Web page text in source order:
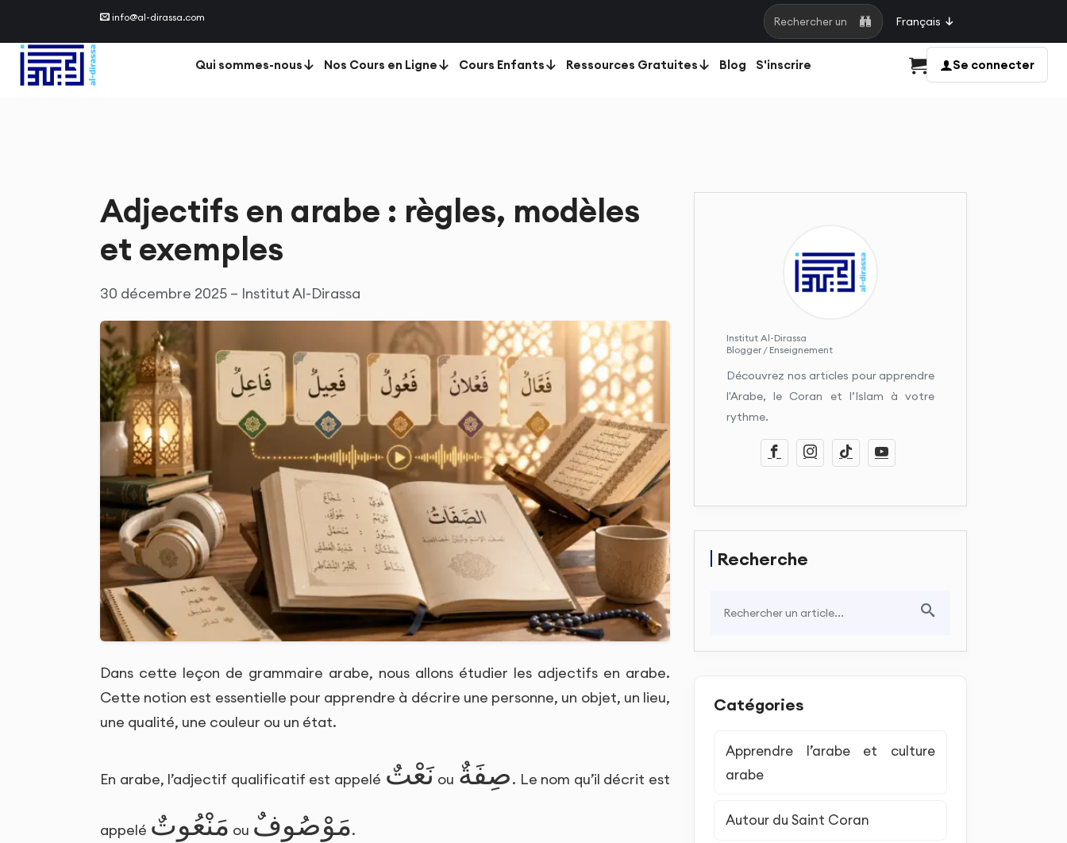
info@al-dirassa.com
Rechercher une page
Français
Qui sommes-nous Nos Cours en Ligne Cours Enfants Ressources Gratuites Blog S'inscrire
Panier
Se connecter
Adjectifs en arabe : règles, modèles
et exemples
30 décembre 2025 – Institut Al-Dirassa
Dans cette leçon de grammaire arabe, nous allons étudier les adjectifs en arabe.
Cette notion est essentielle pour apprendre à décrire une personne, un objet, un lieu,
une qualité, une couleur ou un état.
En arabe, l’adjectif qualificatif est appelé نَعْتٌ ou صِفَةٌ. Le nom qu’il décrit est
appelé مَنْعُوتٌ ou مَوْصُوفٌ.
Institut Al-Dirassa
Blogger / Enseignement
Découvrez nos articles pour apprendre
l'Arabe, le Coran et l’Islam à votre
rythme.
Recherche
Catégories
Apprendre l’arabe et culture
arabe
Autour du Saint Coran